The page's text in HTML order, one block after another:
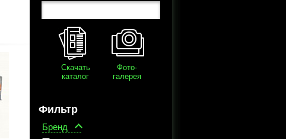
Скачать
каталог
Фото-
галерея
Фильтр
Бренд